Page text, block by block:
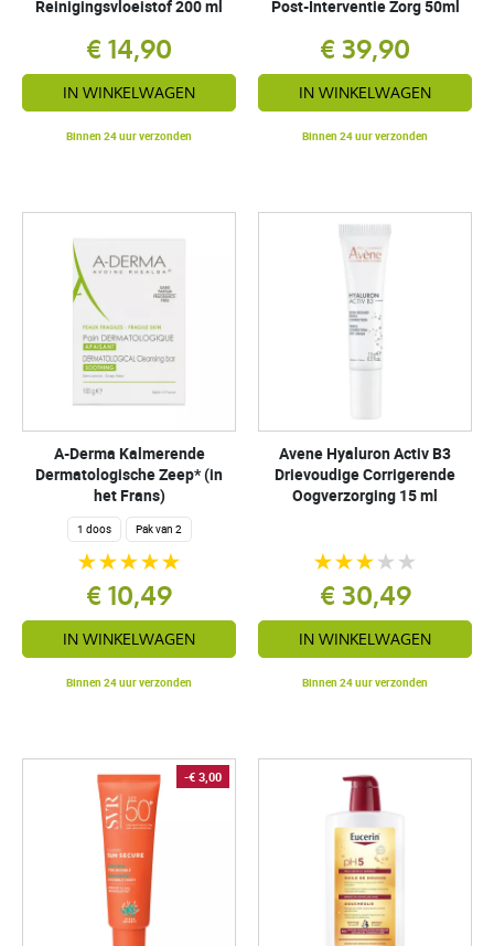
Reinigingsvloeistof 200 ml
€ 14,90
IN WINKELWAGEN
Binnen 24 uur verzonden
Post-Interventie Zorg 50ml
€ 39,90
IN WINKELWAGEN
Binnen 24 uur verzonden
A-Derma Kalmerende
Dermatologische Zeep* (in
het Frans)
1 doos Pak van 2
€ 10,49
IN WINKELWAGEN
Binnen 24 uur verzonden
Avene Hyaluron Activ B3
Drievoudige Corrigerende
Oogverzorging 15 ml
€ 30,49
IN WINKELWAGEN
Binnen 24 uur verzonden
-€ 3,00